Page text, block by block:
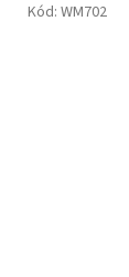
Kód: WM702